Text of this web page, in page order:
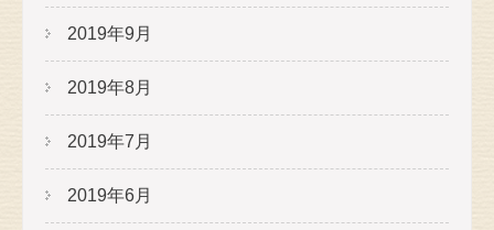
2019年9月
2019年8月
2019年7月
2019年6月